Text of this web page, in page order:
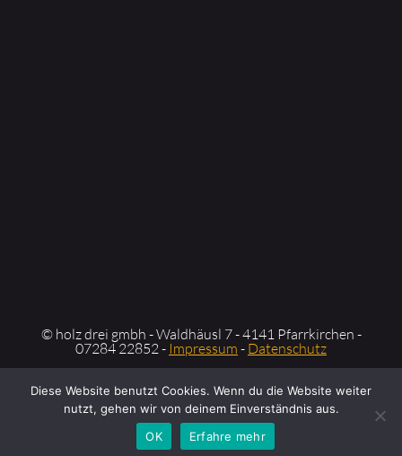
© holz drei gmbh - Waldhäusl 7 - 4141 Pfarrkirchen -
07284 22852 - Impressum - Datenschutz
Diese Website benutzt Cookies. Wenn du die Website weiter
nutzt, gehen wir von deinem Einverständnis aus.
OK
Erfahre mehr